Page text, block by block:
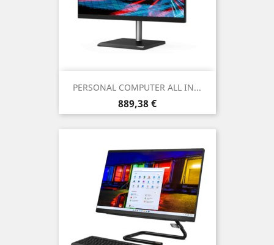
PERSONAL COMPUTER ALL IN...
Prezzo
889,38 €